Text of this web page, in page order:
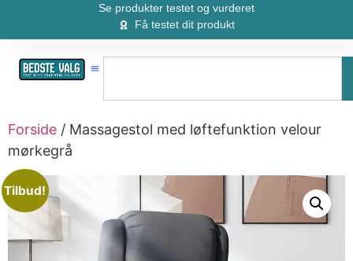
Se produkter testet og vurderet
Få testet dit produkt
Forside / Massagestol med løftefunktion velour
mørkegrå
Tilbud!